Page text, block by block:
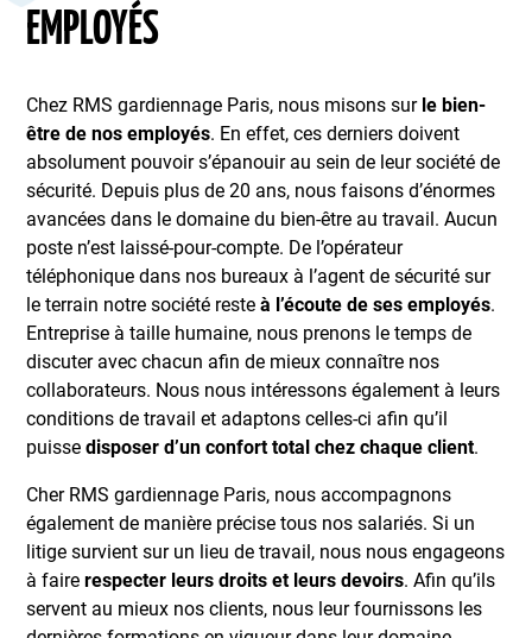
EMPLOYÉS
Chez RMS gardiennage Paris, nous misons sur le bien-
être de nos employés. En effet, ces derniers doivent
absolument pouvoir s’épanouir au sein de leur société de
sécurité. Depuis plus de 20 ans, nous faisons d’énormes
avancées dans le domaine du bien-être au travail. Aucun
poste n’est laissé-pour-compte. De l’opérateur
téléphonique dans nos bureaux à l’agent de sécurité sur
le terrain notre société resteà l’écoute de ses employés.
Entreprise à taille humaine, nous prenons le temps de
discuter avec chacun afin de mieux connaître nos
collaborateurs. Nous nous intéressons également à leurs
conditions de travail et adaptons celles-ci afin qu’il
puissedisposer d’un confort total chez chaque client.
Cher RMS gardiennage Paris, nous accompagnons
également de manière précise tous nos salariés. Si un
litige survient sur un lieu de travail, nous nous engageons
à fairerespecter leurs droits et leurs devoirs. Afin qu’ils
servent au mieux nos clients, nous leur fournissons les